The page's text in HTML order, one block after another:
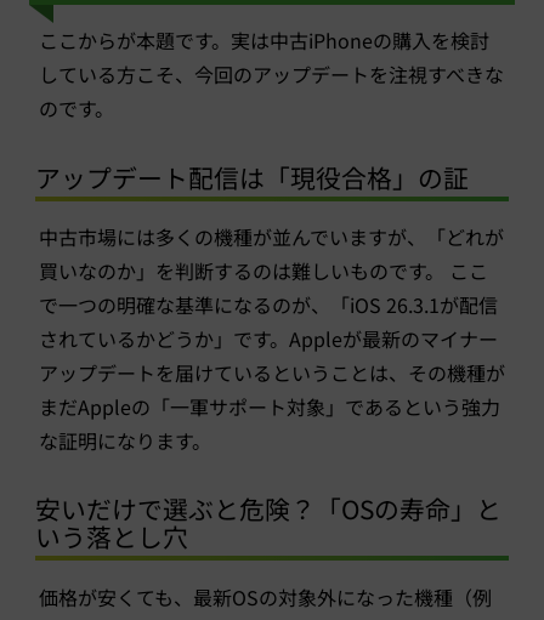
ここからが本題です。実は中古iPhoneの購入を検討
している方こそ、今回のアップデートを注視すべきな
のです。
アップデート配信は「現役合格」の証
中古市場には多くの機種が並んでいますが、「どれが
買いなのか」を判断するのは難しいものです。 ここ
で一つの明確な基準になるのが、「iOS 26.3.1が配信
されているかどうか」です。Appleが最新のマイナー
アップデートを届けているということは、その機種が
まだAppleの「一軍サポート対象」であるという強力
な証明になります。
安いだけで選ぶと危険？「OSの寿命」と
いう落とし穴
価格が安くても、最新OSの対象外になった機種（例